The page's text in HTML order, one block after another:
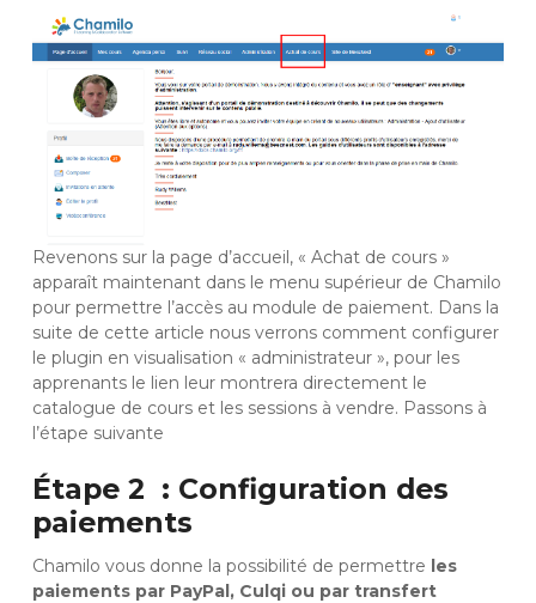
Revenons sur la page d’accueil, « Achat de cours »
apparaît maintenant dans le menu supérieur de Chamilo
pour permettre l’accès au module de paiement. Dans la
suite de cette article nous verrons comment configurer
le plugin en visualisation « administrateur », pour les
apprenants le lien leur montrera directement le
catalogue de cours et les sessions à vendre. Passons à
l’étape suivante
Étape 2 : Configuration des
paiements
Chamilo vous donne la possibilité de permettre les
paiements par PayPal, Culqi ou par transfert